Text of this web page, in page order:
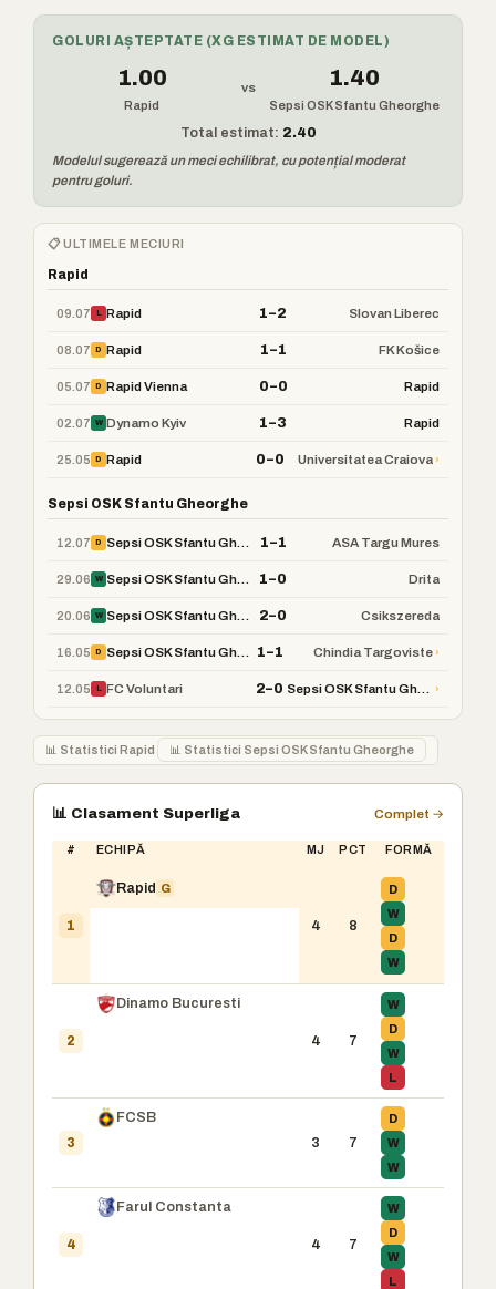
GOLURI AȘTEPTATE (XG ESTIMAT DE MODEL)
1.00
Rapid
vs 1.40
Sepsi OSK Sfantu Gheorghe
Total estimat: 2.40
Modelul sugerează un meci echilibrat, cu potențial moderat
pentru goluri.
📋 ULTIMELE MECIURI
Rapid
09.07 L Rapid 1–2 Slovan Liberec
08.07 D Rapid 1–1 FK Košice
05.07 D Rapid Vienna 0–0 Rapid
02.07 W Dynamo Kyiv 1–3 Rapid
25.05 D Rapid 0–0 Universitatea Craiova›
Sepsi OSK Sfantu Gheorghe
12.07 D Sepsi OSK Sfantu Gheorghe 1–1 ASA Targu Mures
29.06 W Sepsi OSK Sfantu Gheorghe 1–0 Drita
20.06 W Sepsi OSK Sfantu Gheorghe 2–0 Csikszereda
16.05 D Sepsi OSK Sfantu Gheorghe 1–1 Chindia Targoviste›
12.05 L FC Voluntari 2–0 Sepsi OSK Sfantu Gheorghe ›
📊 Statistici Rapid 📊 Statistici Sepsi OSK Sfantu Gheorghe
📊 Clasament Superliga Complet →
# ECHIPĂ MJ PCT FORMĂ
1
Rapid G
4 8
D
W
D
W
2
Dinamo Bucuresti
4 7
W
D
W
L
3
FCSB
3
7
D
W
W
4
Farul Constanta
4 7
W
D
W
L